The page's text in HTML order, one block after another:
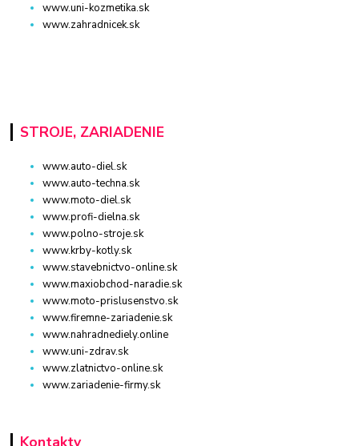
www.uni-kozmetika.sk
www.zahradnicek.sk
STROJE, ZARIADENIE
www.auto-diel.sk
www.auto-techna.sk
www.moto-diel.sk
www.profi-dielna.sk
www.polno-stroje.sk
www.krby-kotly.sk
www.stavebnictvo-online.sk
www.maxiobchod-naradie.sk
www.moto-prislusenstvo.sk
www.firemne-zariadenie.sk
www.nahradnediely.online
www.uni-zdrav.sk
www.zlatnictvo-online.sk
www.zariadenie-firmy.sk
Kontakty